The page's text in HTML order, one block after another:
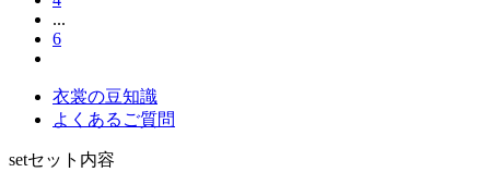
...
6
衣裳の豆知識
よくあるご質問
setセット内容